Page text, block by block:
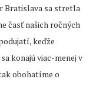
Bratislava sa stretla
časť našich ročných
keďže
konajú viac-menej v
obohatíme o